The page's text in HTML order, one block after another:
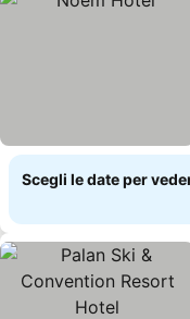
Scegli le date per